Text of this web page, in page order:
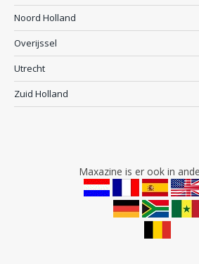
Noord Holland
Overijssel
Utrecht
Zuid Holland
Maxazine is er ook in